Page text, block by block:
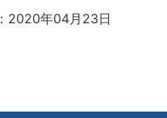
2020年04月23日